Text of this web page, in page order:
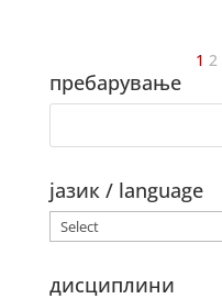
1 2
пребарување
јазик / language
дисциплини